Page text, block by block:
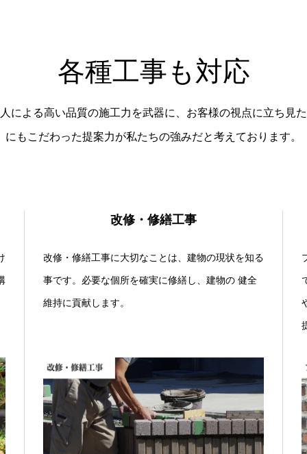
各種工事も対応
による高い品質の施工力を武器に、お客様の視点に立ち見
にもこだわった提案力が私たちの強みだと考えております。
改修・修繕工事
改修・修繕工事に大切なことは、建物の現状を知る
事です。必要な個所を確実に修繕し、建物の 健全
維持に貢献します。